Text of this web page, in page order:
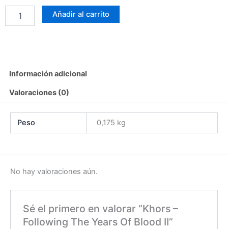
Following
Years
Añadir al carrito
Información adicional
Valoraciones (0)
Peso 0,175 kg
No hay valoraciones aún.
Sé el primero en valorar “Khors –
Following The Years Of Blood II”